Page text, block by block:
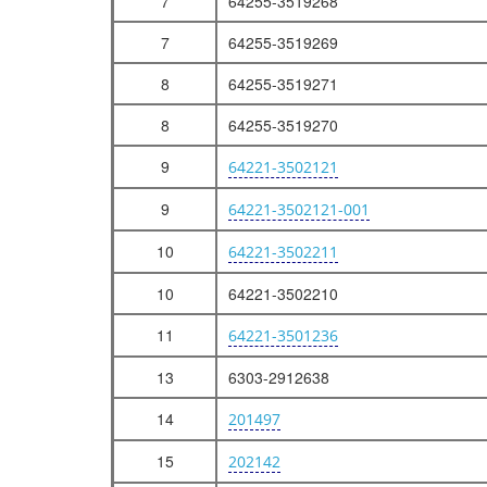
СИСТЕМА ОХЛАЖДЕНИЯ
УСТАНОВКА СИСТЕМЫ ОХЛАЖДЕНИЯ ВОЗДУХА 642290-1300040-001
Трансмиссия
СЦЕПЛЕНИЕ
ОСНОВАНИЕ ПЕДАЛИ 64226-1602004, 64221-1602004-010
ЦИЛИНДР ПОДПЕДАЛЬНЫЙ 6430-1602510
КОРОБКА ПЕРЕДАЧ
7
64255-3519269
8
64255-3519271
8
64255-3519270
9
64221-3502121
9
64221-3502121-001
10
64221-3502211
10
64221-3502210
11
64221-3501236
13
6303-2912638
14
201497
15
202142